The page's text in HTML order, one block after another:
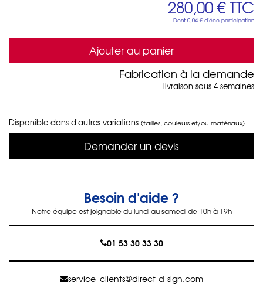
280,00 €TTC
Dont 0,04 € d'éco-participation
Ajouter au panier
Fabrication à la demande
livraison sous 4 semaines
Disponible dans d'autres variations (tailles, couleurs et/ou matériaux)
Demander un devis
Besoin d'aide ?
Notre équipe est joignable du lundi au samedi de 10h à 19h
01 53 30 33 30
service_clients@direct-d-sign.com